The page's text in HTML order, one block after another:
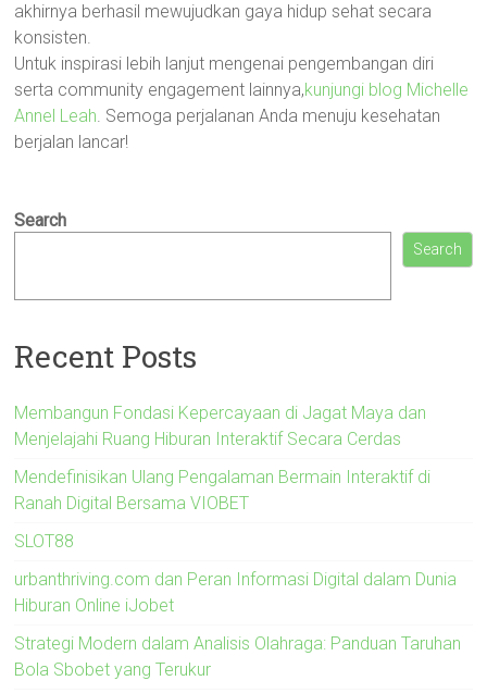
akhirnya berhasil mewujudkan gaya hidup sehat secara
konsisten.
Untuk inspirasi lebih lanjut mengenai pengembangan diri
serta community engagement lainnya,kunjungi blog Michelle
Annel Leah. Semoga perjalanan Anda menuju kesehatan
berjalan lancar!
Search
Search
Recent Posts
Membangun Fondasi Kepercayaan di Jagat Maya dan
Menjelajahi Ruang Hiburan Interaktif Secara Cerdas
Mendefinisikan Ulang Pengalaman Bermain Interaktif di
Ranah Digital Bersama VIOBET
SLOT88
urbanthriving.com dan Peran Informasi Digital dalam Dunia
Hiburan Online iJobet
Strategi Modern dalam Analisis Olahraga: Panduan Taruhan
Bola Sbobet yang Terukur